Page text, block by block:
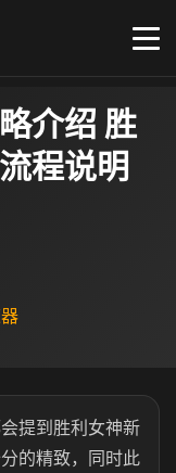
介绍 胜
程说明
提到胜利女神新
的精致，同时此